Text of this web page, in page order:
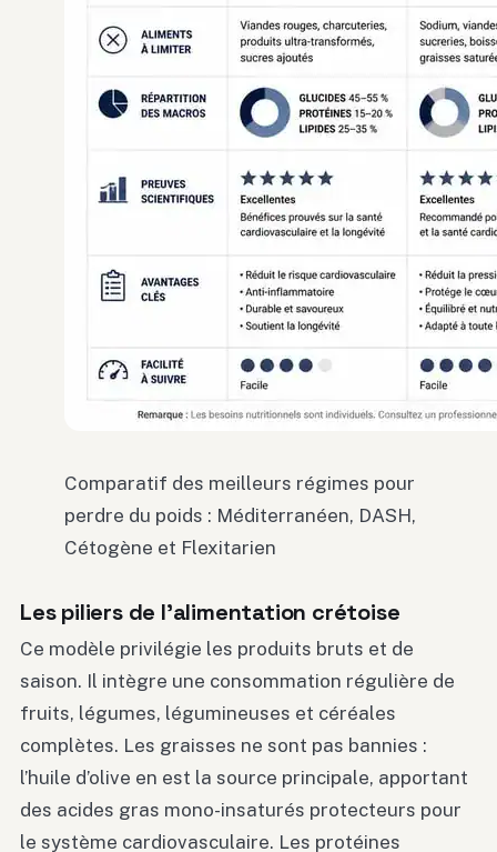
Comparatif des meilleurs régimes pour
perdre du poids : Méditerranéen, DASH,
Cétogène et Flexitarien
Les piliers de l’alimentation crétoise
Ce modèle privilégie les produits bruts et de
saison. Il intègre une consommation régulière de
fruits, légumes, légumineuses et céréales
complètes. Les graisses ne sont pas bannies :
l’huile d’olive en est la source principale, apportant
des acides gras mono-insaturés protecteurs pour
le système cardiovasculaire. Les protéines